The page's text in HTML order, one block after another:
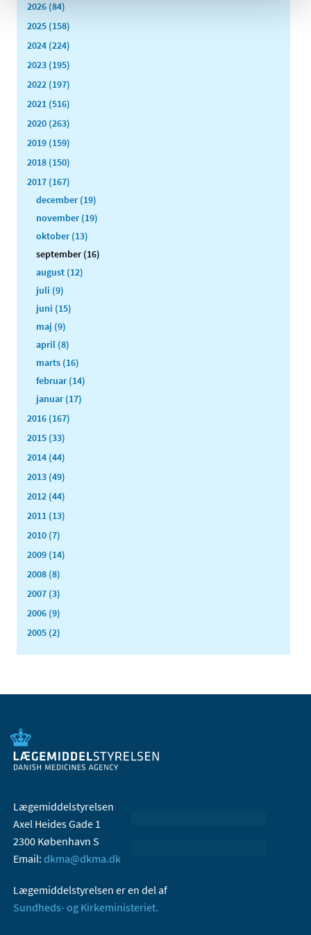
2026 (84)
2025 (158)
2024 (224)
2023 (195)
2022 (197)
2021 (516)
2020 (263)
2019 (159)
2018 (150)
2017 (167)
december (19)
november (19)
oktober (13)
september (16)
august (12)
juli (9)
juni (15)
maj (9)
april (8)
marts (16)
februar (14)
januar (17)
2016 (167)
2015 (33)
2014 (44)
2013 (49)
2012 (44)
2011 (13)
2010 (7)
2009 (14)
2008 (8)
2007 (3)
2006 (9)
2005 (2)
Lægemiddelstyrelsen
Axel Heides Gade 1
2300 København S
Email: dkma@dkma.dk
Lægemiddelstyrelsen er en del af
Sundheds- og Kirkeministeriet.